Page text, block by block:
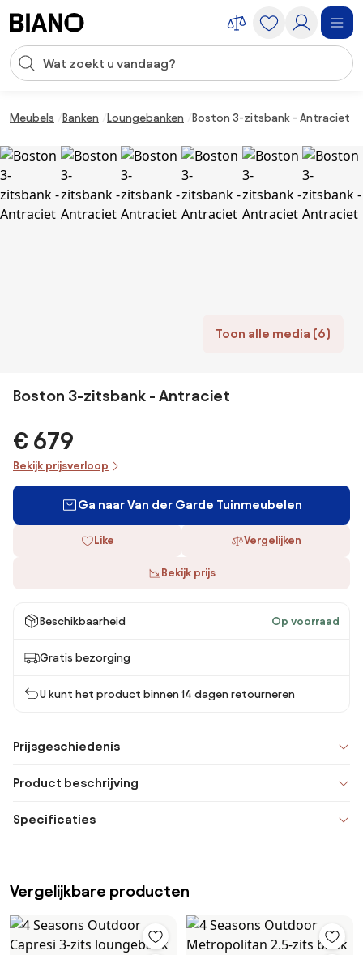
Zoekopdracht invoeren
Meubels Banken Loungebanken Boston 3-zitsbank - Antraciet
Toon alle media (6)
Boston 3-zitsbank - Antraciet
€ 679
Bekijk prijsverloop
Ga naar Van der Garde Tuinmeubelen
Like Vergelijken
Bekijk prijs
Beschikbaarheid Op voorraad
Gratis bezorging
U kunt het product binnen 14 dagen retourneren
Prijsgeschiedenis
Product beschrijving
Specificaties
Vergelijkbare producten